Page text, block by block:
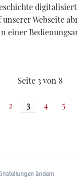
unserer Webseite
einer
Seite 3 von 8
2 3 4 5
ändern